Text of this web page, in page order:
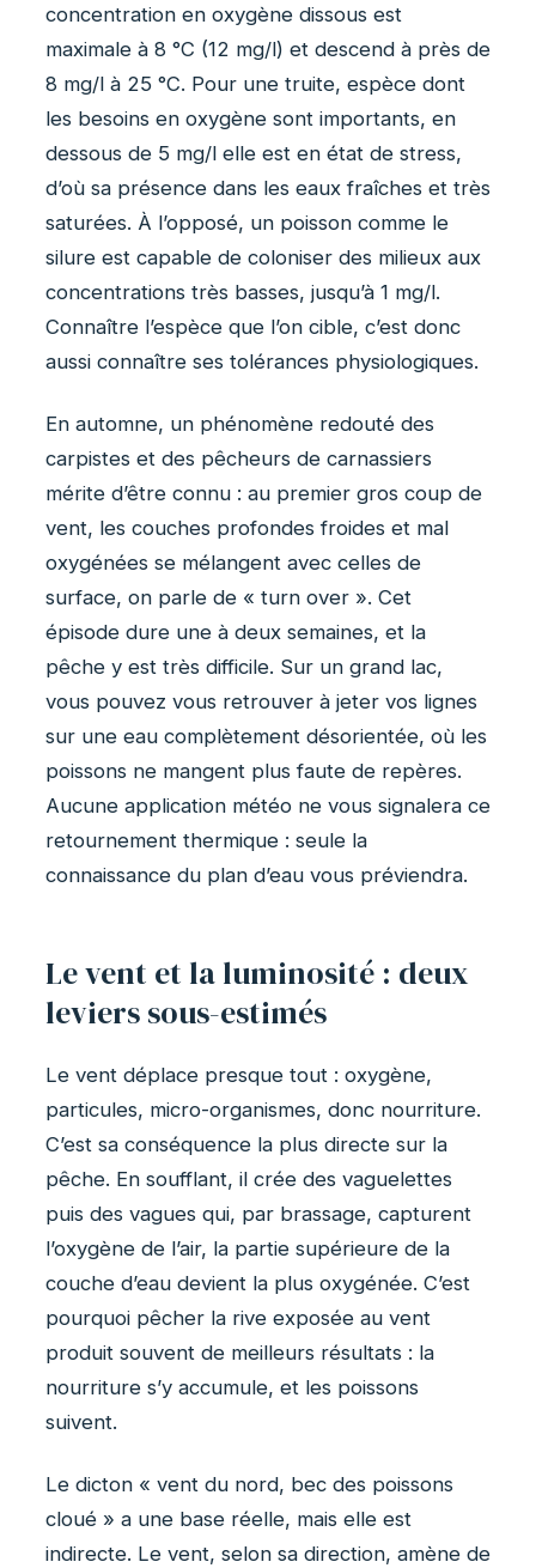
concentration en oxygène dissous est
maximale à 8 °C (12 mg/l) et descend à près de
8 mg/l à 25 °C. Pour une truite, espèce dont
les besoins en oxygène sont importants, en
dessous de 5 mg/l elle est en état de stress,
d’où sa présence dans les eaux fraîches et très
saturées. À l’opposé, un poisson comme le
silure est capable de coloniser des milieux aux
concentrations très basses, jusqu’à 1 mg/l.
Connaître l’espèce que l’on cible, c’est donc
aussi connaître ses tolérances physiologiques.
En automne, un phénomène redouté des
carpistes et des pêcheurs de carnassiers
mérite d’être connu : au premier gros coup de
vent, les couches profondes froides et mal
oxygénées se mélangent avec celles de
surface, on parle de « turn over ». Cet
épisode dure une à deux semaines, et la
pêche y est très difficile. Sur un grand lac,
vous pouvez vous retrouver à jeter vos lignes
sur une eau complètement désorientée, où les
poissons ne mangent plus faute de repères.
Aucune application météo ne vous signalera ce
retournement thermique : seule la
connaissance du plan d’eau vous préviendra.
Le vent et la luminosité : deux
leviers sous-estimés
Le vent déplace presque tout : oxygène,
particules, micro-organismes, donc nourriture.
C’est sa conséquence la plus directe sur la
pêche. En soufflant, il crée des vaguelettes
puis des vagues qui, par brassage, capturent
l’oxygène de l’air, la partie supérieure de la
couche d’eau devient la plus oxygénée. C’est
pourquoi pêcher la rive exposée au vent
produit souvent de meilleurs résultats : la
nourriture s’y accumule, et les poissons
suivent.
Le dicton « vent du nord, bec des poissons
cloué » a une base réelle, mais elle est
indirecte. Le vent, selon sa direction, amène de